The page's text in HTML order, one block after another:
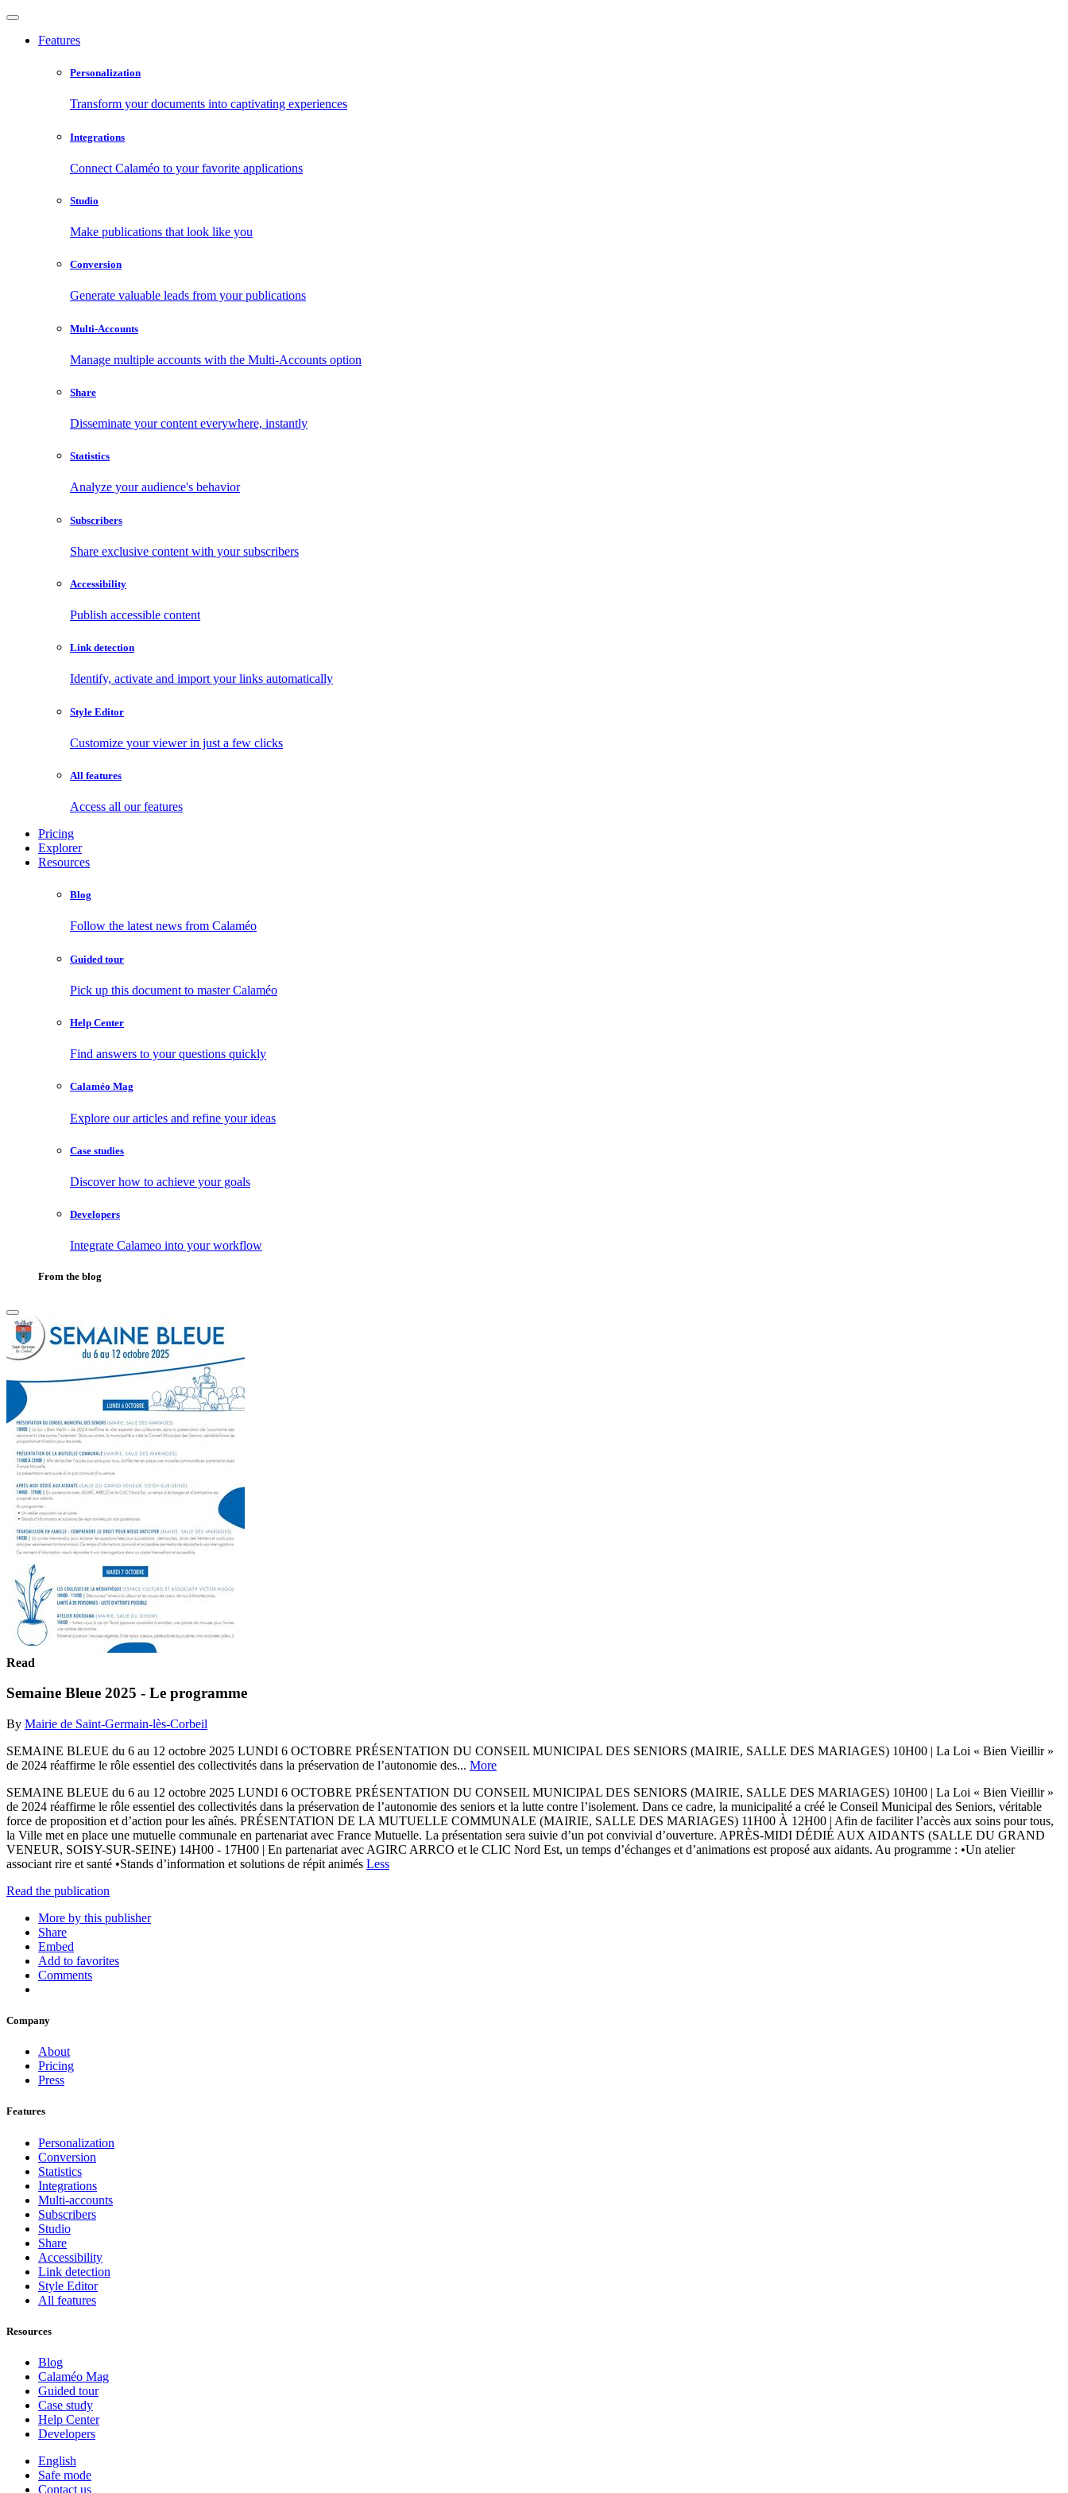
Features
Personalization
Transform your documents into captivating experiences
Integrations
Connect Calaméo to your favorite applications
Studio
Make publications that look like you
Conversion
Generate valuable leads from your publications
Multi-Accounts
Manage multiple accounts with the Multi-Accounts option
Share
Disseminate your content everywhere, instantly
Statistics
Analyze your audience's behavior
Subscribers
Share exclusive content with your subscribers
Accessibility
Publish accessible content
Link detection
Identify, activate and import your links automatically
Style Editor
Customize your viewer in just a few clicks
All features
Access all our features
Pricing
Explorer
Resources
Blog
Follow the latest news from Calaméo
Guided tour
Pick up this document to master Calaméo
Help Center
Find answers to your questions quickly
Calaméo Mag
Explore our articles and refine your ideas
Case studies
Discover how to achieve your goals
Developers
Integrate Calameo into your workflow
From the blog
Read
Semaine Bleue 2025 - Le programme
By Mairie de Saint-Germain-lès-Corbeil
SEMAINE BLEUE du 6 au 12 octobre 2025 LUNDI 6 OCTOBRE PRÉSENTATION DU CONSEIL MUNICIPAL DES SENIORS (MAIRIE, SALLE DES MARIAGES) 10H00 | La Loi « Bien Vieillir »
de 2024 réaffirme le rôle essentiel des collectivités dans la préservation de l’autonomie des... More
SEMAINE BLEUE du 6 au 12 octobre 2025 LUNDI 6 OCTOBRE PRÉSENTATION DU CONSEIL MUNICIPAL DES SENIORS (MAIRIE, SALLE DES MARIAGES) 10H00 | La Loi « Bien Vieillir »
de 2024 réaffirme le rôle essentiel des collectivités dans la préservation de l’autonomie des seniors et la lutte contre l’isolement. Dans ce cadre, la municipalité a créé le Conseil Municipal des Seniors, véritable
force de proposition et d’action pour les aînés. PRÉSENTATION DE LA MUTUELLE COMMUNALE (MAIRIE, SALLE DES MARIAGES) 11H00 À 12H00 | Afin de faciliter l’accès aux soins pour tous,
la Ville met en place une mutuelle communale en partenariat avec France Mutuelle. La présentation sera suivie d’un pot convivial d’ouverture. APRÈS-MIDI DÉDIÉ AUX AIDANTS (SALLE DU GRAND
VENEUR, SOISY-SUR-SEINE) 14H00 - 17H00 | En partenariat avec AGIRC ARRCO et le CLIC Nord Est, un temps d’échanges et d’animations est proposé aux aidants. Au programme : •Un atelier
associant rire et santé •Stands d’information et solutions de répit animés Less
Read the publication
More by this publisher
Share
Embed
Add to favorites
Comments
Company
About
Pricing
Press
Features
Personalization
Conversion
Statistics
Integrations
Multi-accounts
Subscribers
Studio
Share
Accessibility
Link detection
Style Editor
All features
Resources
Blog
Calaméo Mag
Guided tour
Case study
Help Center
Developers
English
Safe mode
Contact us